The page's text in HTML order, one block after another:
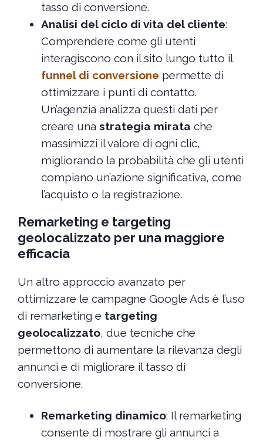
tasso di conversione.
Analisi del ciclo di vita del cliente:
Comprendere come gli utenti
interagiscono con il sito lungo tutto il
funnel di conversione permette di
ottimizzare i punti di contatto.
Un’agenzia analizza questi dati per
creare una strategia mirata che
massimizzi il valore di ogni clic,
migliorando la probabilità che gli utenti
compiano un’azione significativa, come
l’acquisto o la registrazione.
Remarketing e targeting
geolocalizzato per una maggiore
efficacia
Un altro approccio avanzato per
ottimizzare le campagne Google Ads è l’uso
di remarketing e targeting
geolocalizzato, due tecniche che
permettono di aumentare la rilevanza degli
annunci e di migliorare il tasso di
conversione.
Remarketing dinamico: Il remarketing
consente di mostrare gli annunci a